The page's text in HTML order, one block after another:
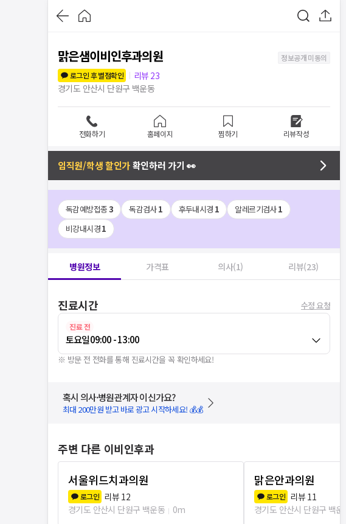
맑은샘이비인후과의원
정보공개 미동의
로그인 후 별점확인
리뷰 23
경기도 안산시 단원구 백운동
전화하기 홈페이지 찜하기 리뷰작성
임직원/학생 할인가확인하러 가기 👀
독감예방접종3 독감검사1 후두내시경 1 알레르기검사1
비강내시경1
병원정보 가격표 의사(1) 리뷰(23)
진료시간 수정 요청
진료 전
토요일09:00 - 13:00
※ 방문 전 전화를 통해 진료시간을 꼭 확인하세요!
혹시 의사·병원관계자 이신가요?
최대 200만원 받고 바로 광고 시작하세요! 💰💰
주변 다른 이비인후과
서울위드치과의원
로그인 리뷰 12
경기도 안산시 단원구 백운동
0m
맑은안과의원
로그인 리뷰 11
경기도 안산시 단원구 백운동